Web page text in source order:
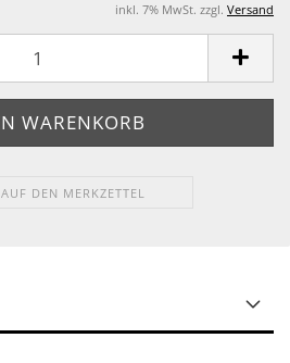
inkl. 7% MwSt. zzgl. Versand
AUF DEN MERKZETTEL